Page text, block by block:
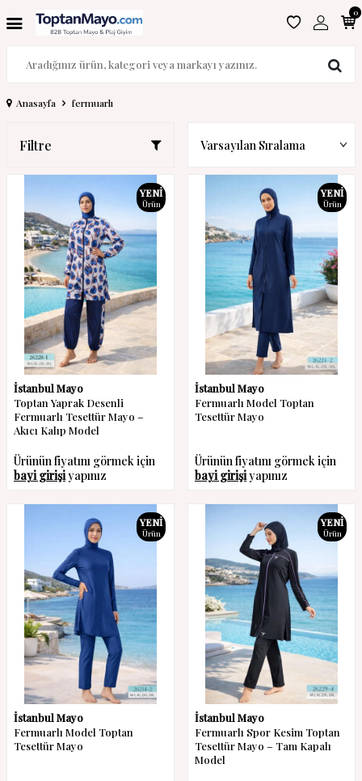
0
Anasayfa fermuarlı
Filtre
YENI
Ürün
İstanbul Mayo
Toptan Yaprak Desenli
Fermuarlı Tesettür Mayo –
Akıcı Kalıp Model
Ürünün fiyatını görmek için
bayi girişiyapınız
YENI
Ürün
İstanbul Mayo
Fermuarlı Model Toptan
Tesettür Mayo
Ürünün fiyatını görmek için
bayi girişiyapınız
YENI
Ürün
İstanbul Mayo
Fermuarlı Model Toptan
Tesettür Mayo
YENI
Ürün
İstanbul Mayo
Fermuarlı Spor Kesim Toptan
Tesettür Mayo – Tam Kapalı
Model